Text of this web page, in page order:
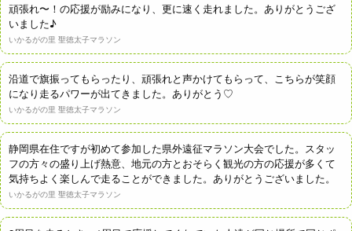
頑張れ〜！の応援が励みになり、更に速く走れました。ありがとうござ
いました♪
いかるがの里 聖徳太子マラソン
沿道で旗振ってもらったり、頑張れと声かけてもらって、こちらが笑顔
になり走るパワーが出てきました。ありがとう♡
いかるがの里 聖徳太子マラソン
静岡県在住ですが初めて参加した県外遠征マラソン大会でした。スタッ
フの方々の盛り上げ熱意、地元の方とおそらく観光の方の応援が多くて
気持ちよく楽しんで走ることができました。ありがとうございました。
いかるがの里 聖徳太子マラソン